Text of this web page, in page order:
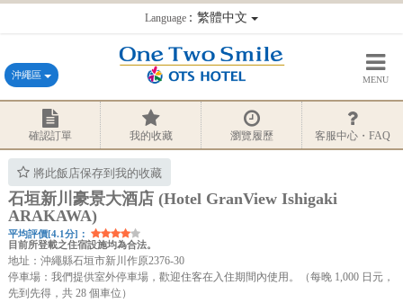
Language：繁體中文
沖繩區 MENU
確認訂單 我的收藏 瀏覽履歷 客服中心・FAQ
將此飯店保存到我的收藏
石垣新川豪景大酒店 (Hotel GranView Ishigaki
ARAKAWA)
平均評價[4.1分]：
目前所登載之住宿設施均為合法。
地址：沖繩縣石垣市新川作原2376-30
停車場：我們提供室外停車場，歡迎住客在入住期間內使用。（每晚 1,000 日元，
先到先得，共 28 個車位）